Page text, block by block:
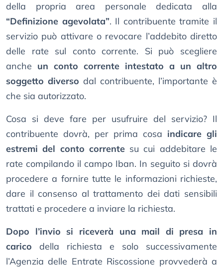
della propria area personale dedicata alla
“Definizione agevolata”. Il contribuente tramite il
servizio può attivare o revocare l’addebito diretto
delle rate sul conto corrente. Si può scegliere
anche un conto corrente intestato a un altro
soggetto diverso dal contribuente, l’importante è
che sia autorizzato.
Cosa si deve fare per usufruire del servizio? Il
contribuente dovrà, per prima cosa indicare gli
estremi del conto correntesu cui addebitare le
rate compilando il campo Iban. In seguito si dovrà
procedere a fornire tutte le informazioni richieste,
dare il consenso al trattamento dei dati sensibili
trattati e procedere a inviare la richiesta.
Dopo l’invio si riceverà una mail di presa in
carico della richiesta e solo successivamente
l’Agenzia delle Entrate Riscossione provvederà a